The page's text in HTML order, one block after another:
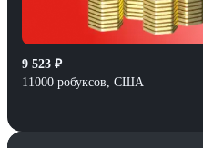
9 523 ₽
11000 робуксов, США